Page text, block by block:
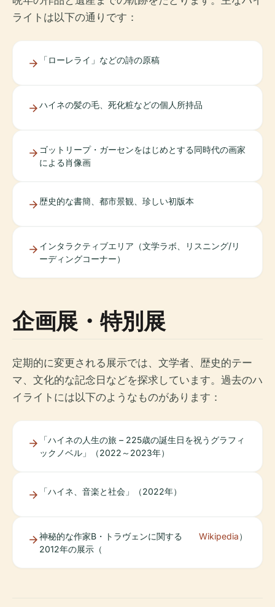
ライトは以下の通りです：
「ローレライ」などの詩の原稿
ハイネの髪の毛、死化粧などの個人所持品
ゴットリープ・ガーセンをはじめとする同時代の画家
による肖像画
歴史的な書簡、都市景観、珍しい初版本
インタラクティブエリア（文学ラボ、リスニング/リ
ーディングコーナー）
企画展・特別展
定期的に変更される展示では、文学者、歴史的テー
マ、文化的な記念日などを探求しています。過去のハ
イライトには以下のようなものがあります：
「ハイネの人生の旅 – 225歳の誕生日を祝うグラフィ
ックノベル」（2022～2023年）
「ハイネ、音楽と社会」（2022年）
神秘的な作家B・トラヴェンに関する
2012年の展示（
Wikipedia）